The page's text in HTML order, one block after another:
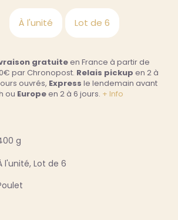
À l'unité Lot de 6
gratuite en France à partir de
par Chronopost. Relais pickup en 2 à
ouvrés, Express le lendemain avant
ou Europeen 2 à 6 jours. + Info
g
l'unité, Lot de 6